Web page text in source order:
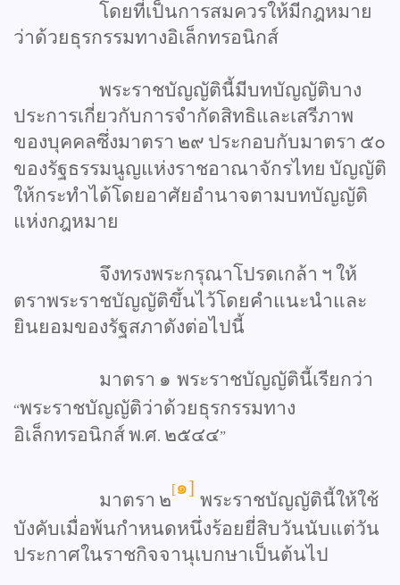
โดยที่เป็นการสมควรให้มีกฎหมาย
ว่าด้วยธุรกรรมทางอิเล็กทรอนิกส์
พระราชบัญญัตินี้มีบทบัญญัติบาง
ประการเกี่ยวกับการจำกัดสิทธิและเสรีภาพ
ของบุคคลซึ่งมาตรา ๒๙ ประกอบกับมาตรา ๕๐
ของรัฐธรรมนูญแห่งราชอาณาจักรไทย บัญญัติ
ให้กระทำได้โดยอาศัยอำนาจตามบทบัญญัติ
แห่งกฎหมาย
จึงทรงพระกรุณาโปรดเกล้า ฯ ให้
ตราพระราชบัญญัติขึ้นไว้โดยคำแนะนำและ
ยินยอมของรัฐสภาดังต่อไปนี้
มาตรา ๑ พระราชบัญญัตินี้เรียกว่า
“พระราชบัญญัติว่าด้วยธุรกรรมทาง
อิเล็กทรอนิกส์พ.ศ. ๒๕๔๔”
มาตรา ๒
[๑]
พระราชบัญญัตินี้ให้ใช้
บังคับเมื่อพ้นกำหนดหนึ่งร้อยยี่สิบวันนับแต่วัน
ประกาศในราชกิจจานุเบกษาเป็นต้นไป